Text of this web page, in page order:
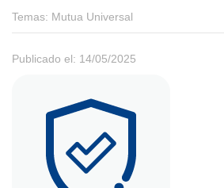
Temas: Mutua Universal
Publicado el: 14/05/2025